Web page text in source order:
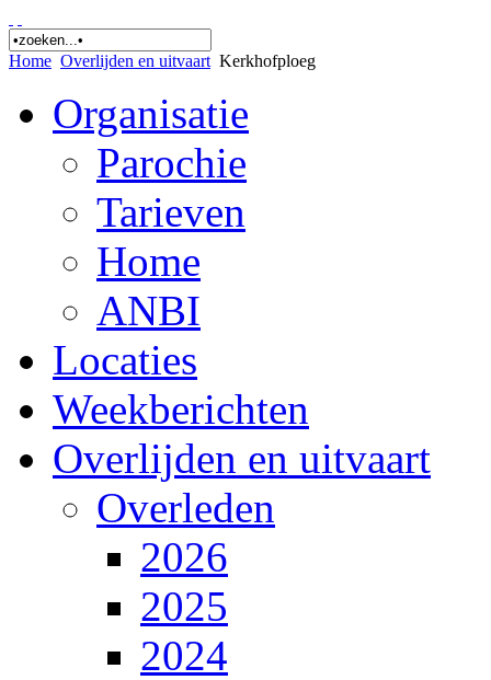
Home Overlijden en uitvaart Kerkhofploeg
Organisatie
Parochie
Tarieven
Home
ANBI
Locaties
Weekberichten
Overlijden en uitvaart
Overleden
2026
2025
2024